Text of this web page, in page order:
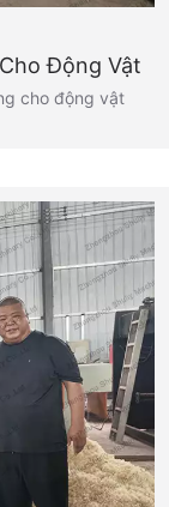
Động Vật
cho động vật